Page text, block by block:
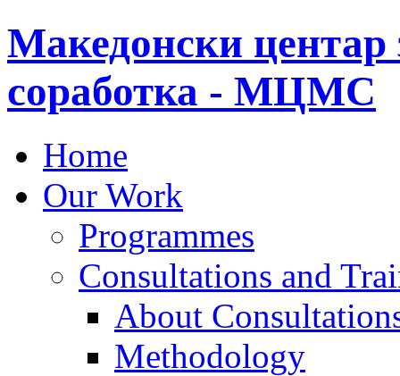
Македонски центар
соработка - МЦМС
Home
Our Work
Programmes
Consultations and
About
Methodology